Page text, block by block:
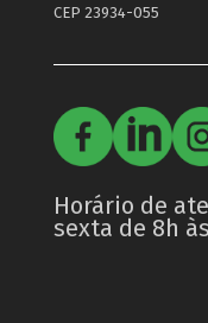
CEP 23934-055
Horário de
sexta de 8h